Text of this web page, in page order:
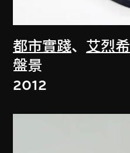
都市實踐、 艾烈希
盤景
2012